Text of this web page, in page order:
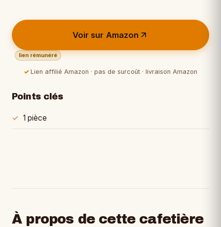
Voir sur Amazon
lien rémunéré
Lien affilié Amazon · pas de surcoût · livraison Amazon
Points clés
1 pièce
À propos de cette cafetière